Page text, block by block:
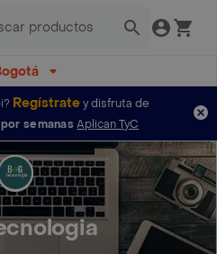
Regístratey disfruta de
semanas Aplican TyC